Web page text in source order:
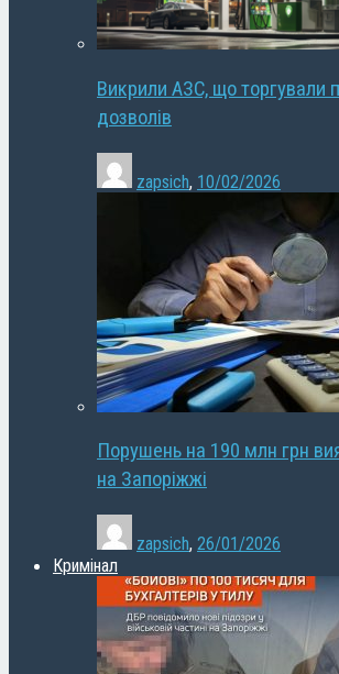
Викрили АЗС, що торгували
дозволів
zapsich, 10/02/2026
Порушень на 190 млн грн
на Запоріжжі
zapsich, 26/01/2026
Кримінал